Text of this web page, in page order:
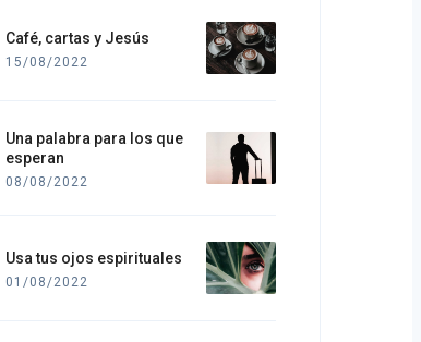
Café, cartas y Jesús
15/08/2022
Una palabra para los que
esperan
08/08/2022
Usa tus ojos espirituales
01/08/2022